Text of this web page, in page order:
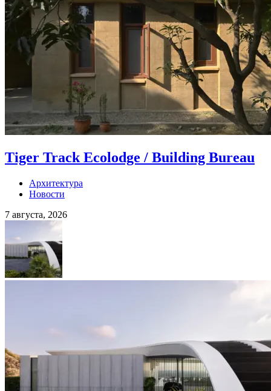
Tiger Track Ecolodge / Building Bureau
Архитектура
Новости
7 августа, 2026